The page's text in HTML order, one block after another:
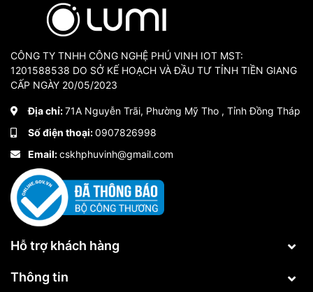
CÔNG TY TNHH CÔNG NGHỆ PHÚ VINH IOT MST:
1201588538 DO SỞ KẾ HOẠCH VÀ ĐẦU TƯ TỈNH TIỀN GIANG
CẤP NGÀY 20/05/2023
Địa chỉ:71A Nguyễn Trãi, Phường Mỹ Tho , Tỉnh Đồng Tháp
Số điện thoại:0907826998
Email:cskhphuvinh@gmail.com
Hỗ trợ khách hàng
Thông tin